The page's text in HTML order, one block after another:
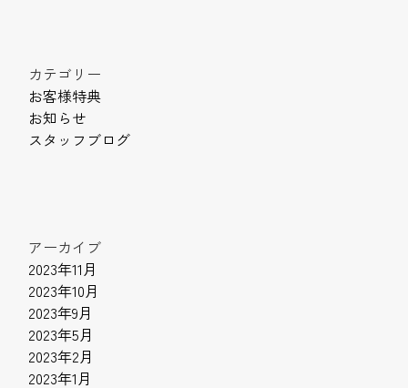
カテゴリー
お客様特典
お知らせ
スタッフブログ
アーカイブ
2023年11月
2023年10月
2023年9月
2023年5月
2023年2月
2023年1月